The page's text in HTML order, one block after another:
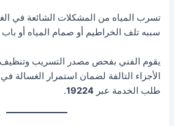
تسرب المياه من المشكلات الشائعة في
سببه تلف الخراطيم أو صمام المياه أو باب
يقوم الفني بفحص مصدر التسريب
الأجزاء التالفة لضمان استمرار الغسالة
طلب الخدمة عبر19224
.